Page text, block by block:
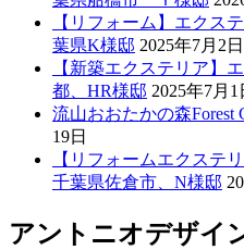
【リフォーム】エクス
葉県K様邸 2025年7月2日
【新築エクステリア】
都、HR様邸 2025年7月1
流山おおたかの森Forest
19日
【リフォームエクステ
千葉県佐倉市、N様邸
アントニオデザイ